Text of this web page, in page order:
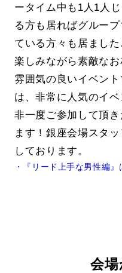
ータイム中も1人1人
る方も居ればグルー
ている方々も居まし
楽しみながら素敵な
雰囲気の良いイベン
は、非常に人気のイ
非一度ご参加して頂
ます！銀座会場スタ
しております。
・『リード上手な男性編
会